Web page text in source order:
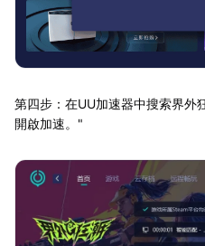
第四步：在UU加速器中搜索界外
開啟加速。"